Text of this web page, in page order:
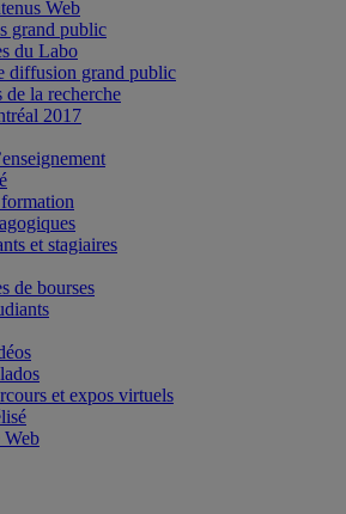
Web
grand public
du Labo
diffusion grand public
de la recherche
2017
et stagiaires
de bourses
et expos virtuels
Web